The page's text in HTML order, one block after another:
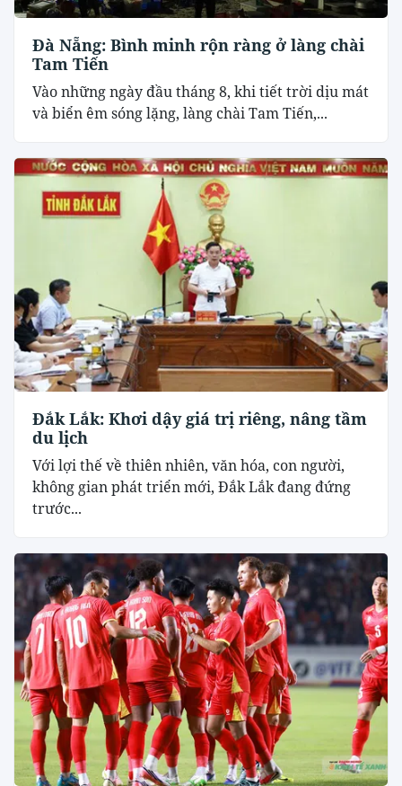
Đà Nẵng: Bình minh rộn ràng ở làng chài
Tam Tiến
Vào những ngày đầu tháng 8, khi tiết trời dịu mát
và biển êm sóng lặng, làng chài Tam Tiến,...
Đắk Lắk: Khơi dậy giá trị riêng, nâng tầm
du lịch
Với lợi thế về thiên nhiên, văn hóa, con người,
không gian phát triển mới, Đắk Lắk đang đứng
trước...